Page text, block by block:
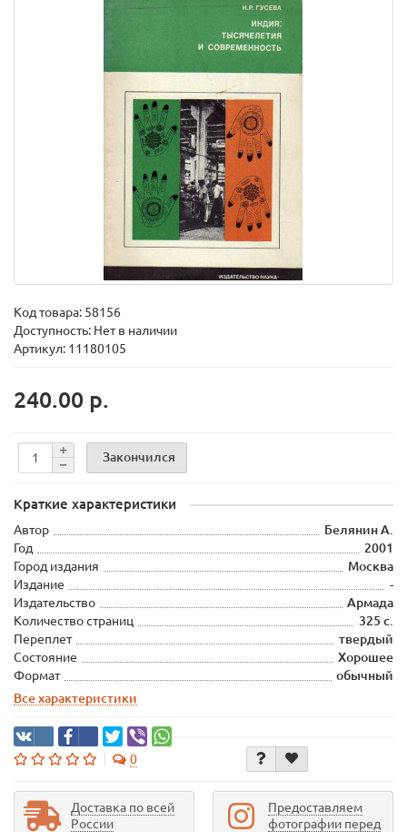
Код товара: 58156
Доступность: Нет в наличии
Артикул: 11180105
240.00 р.
Закончился
Краткие характеристики
Автор
Белянин А.
Год
2001
Город издания
Москва
Издание
-
Издательство
Армада
Количество страниц
325 с.
Переплет
твердый
Состояние
Хорошее
Формат
обычный
Все характеристики
0
Доставка по всей
России
Предоставляем
фотографии перед